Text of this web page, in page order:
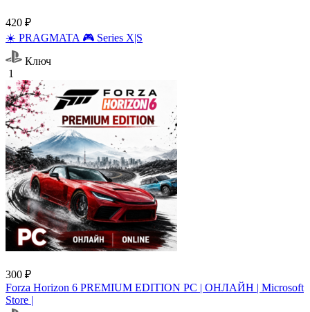
420 ₽
☀️ PRAGMATA 🎮 Series X|S
Ключ
1
300 ₽
Forza Horizon 6 PREMIUM EDITION PC | ОНЛАЙН | Microsoft
Store |